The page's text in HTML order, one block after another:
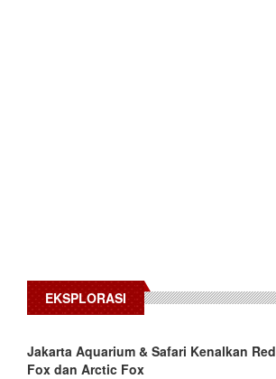
EKSPLORASI
Jakarta Aquarium & Safari Kenalkan Red
Fox dan Arctic Fox